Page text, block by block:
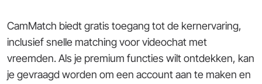
CamMatch biedt gratis toegang tot de kernervaring,
inclusief snelle matching voor videochat met
vreemden. Als je premium functies wilt ontdekken, kan
je gevraagd worden om een account aan te maken en